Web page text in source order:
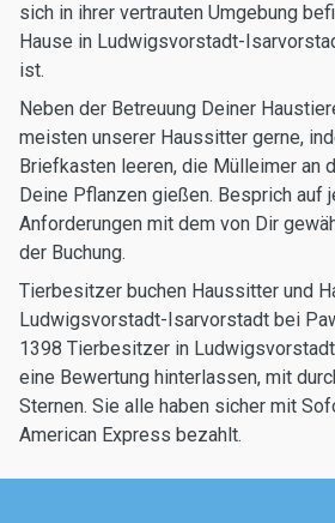
sich in ihrer vertrauten Umgebung
Hause in Ludwigsvorstadt-
ist.
Neben der Betreuung Deiner
meisten unserer Haussitter gerne,
Briefkasten leeren, die Mülleimer an
Deine Pflanzen gießen. Besprich auf
Anforderungen mit dem von Dir
der Buchung.
Tierbesitzer buchen Haussitter und
Ludwigsvorstadt-Isarvorstadt bei
1398 Tierbesitzer in
eine Bewertung hinterlassen, mit
Sternen. Sie alle haben sicher mit
American Express bezahlt.